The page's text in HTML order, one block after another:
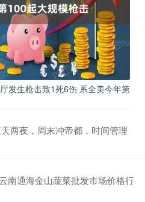
发生枪击致1死6伤 系全美今年第
两夜，周末冲帝都，时间管理
南通海金山蔬菜批发市场价格行